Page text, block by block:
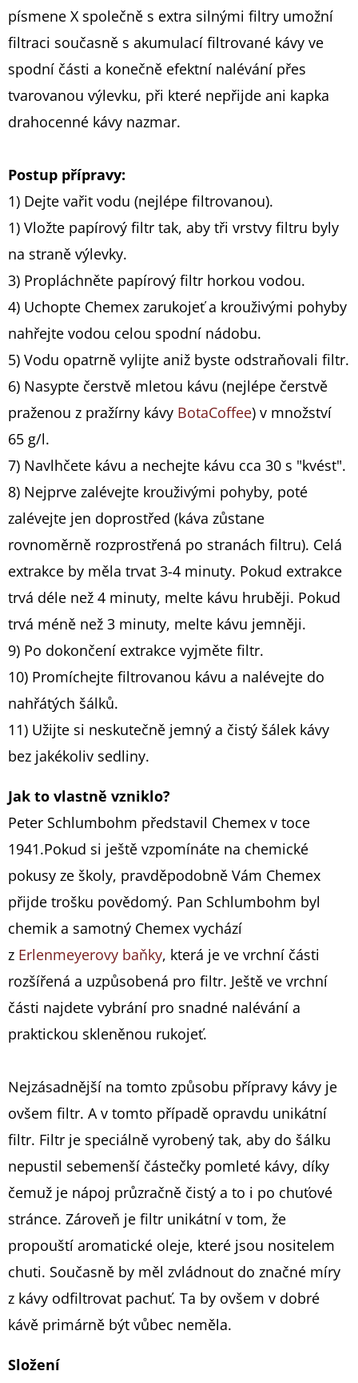
písmene X společně s extra silnými filtry umožní
filtraci současně s akumulací filtrované kávy ve
spodní části a konečně efektní nalévání přes
tvarovanou výlevku, při které nepřijde ani kapka
drahocenné kávy nazmar.
Postup přípravy:
1) Dejte vařit vodu (nejlépe filtrovanou).
1) Vložte papírový filtr tak, aby tři vrstvy filtru byly
na straně výlevky.
3) Propláchněte papírový filtr horkou vodou.
4) Uchopte Chemex zarukojeť a krouživými pohyby
nahřejte vodou celou spodní nádobu.
5) Vodu opatrně vylijte aniž byste odstraňovali filtr.
6) Nasypte čerstvě mletou kávu (nejlépe čerstvě
praženou z pražírny kávy BotaCoffee) v množství
65 g/l.
7) Navlhčete kávu a nechejte kávu cca 30 s "kvést".
8) Nejprve zalévejte krouživými pohyby, poté
zalévejte jen doprostřed (káva zůstane
rovnoměrně rozprostřená po stranách filtru). Celá
extrakce by měla trvat 3-4 minuty. Pokud extrakce
trvá déle než 4 minuty, melte kávu hruběji. Pokud
trvá méně než 3 minuty, melte kávu jemněji.
9) Po dokončení extrakce vyjměte filtr.
10) Promíchejte filtrovanou kávu a nalévejte do
nahřátých šálků.
11) Užijte si neskutečně jemný a čistý šálek kávy
bez jakékoliv sedliny.
Jak to vlastně vzniklo?
Peter Schlumbohm představil Chemex v toce
1941.Pokud si ještě vzpomínáte na chemické
pokusy ze školy, pravděpodobně Vám Chemex
přijde trošku povědomý. Pan Schlumbohm byl
chemik a samotný Chemex vychází
z Erlenmeyerovy baňky, která je ve vrchní části
rozšířená a uzpůsobená pro filtr. Ještě ve vrchní
části najdete vybrání pro snadné nalévání a
praktickou skleněnou rukojeť.
Nejzásadnější na tomto způsobu přípravy kávy je
ovšem filtr. A v tomto případě opravdu unikátní
filtr. Filtr je speciálně vyrobený tak, aby do šálku
nepustil sebemenší částečky pomleté kávy, díky
čemuž je nápoj průzračně čistý a to i po chuťové
stránce. Zároveň je filtr unikátní v tom, že
propouští aromatické oleje, které jsou nositelem
chuti. Současně by měl zvládnout do značné míry
z kávy odfiltrovat pachuť. Ta by ovšem v dobré
kávě primárně být vůbec neměla.
Složení